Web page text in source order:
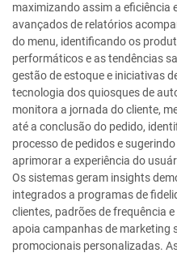
maximizando assim a eficiência
avançados de relatórios
do menu, identificando os
performáticos e as tendências
gestão de estoque e iniciativas
tecnologia dos quiosques de
monitora a jornada do cliente,
até a conclusão do pedido,
processo de pedidos e
aprimorar a experiência do
Os sistemas geram insights
integrados a programas de
clientes, padrões de frequência
apoia campanhas de marketing
promocionais personalizadas.